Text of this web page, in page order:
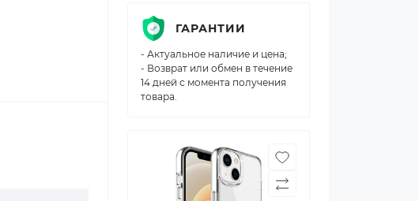
ГАРАНТИИ
- Актуальное наличие и цена;
- Возврат или обмен в течение
14 дней с момента получения
товара.